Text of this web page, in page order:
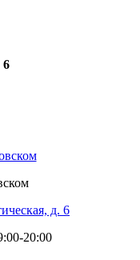
6
д. 6
20:00